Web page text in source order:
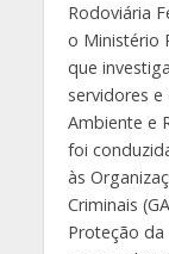
Rodoviária
o Ministério
que
servidores
Ambiente e
foi
às
Criminais
Proteção